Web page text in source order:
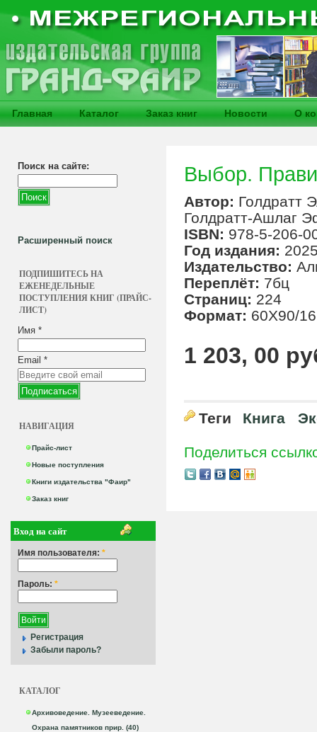
Главная Каталог Заказ книг Новости О
Поиск на сайте:
Расширенный поиск
ПОДПИШИТЕСЬ НА
ЕЖЕНЕДЕЛЬНЫЕ
ПОСТУПЛЕНИЯ КНИГ (ПРАЙС-
ЛИСТ)
Имя *
Email *
НАВИГАЦИЯ
Прайс-лист
Новые поступления
Книги издательства "Фаир"
Заказ книг
Вход на сайт
Имя пользователя: *
Пароль: *
Регистрация
Забыли пароль?
КАТАЛОГ
Архивоведение. Музееведение.
Охрана памятников прир. (40)
Выбор.
Автор: Голдратт
Голдратт-Ашлаг
ISBN: 978-5-206-
Год издания:
Издательство:
Переплёт: 7бц
Страниц: 224
Формат: 60X90/16
1 203, 00
Теги Книга
Поделиться